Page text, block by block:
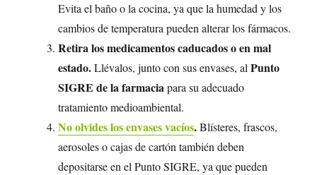
Evita el baño o la cocina, ya que la humedad y los
cambios de temperatura pueden alterar los fármacos.
Retira los medicamentos caducados o en mal
estado.Llévalos, junto con sus envases, alPunto
SIGRE de la farmaciapara su adecuado
tratamiento medioambiental.
No olvides los envases vacíos.Blísteres, frascos,
aerosoles o cajas de cartón también deben
depositarse en el Punto SIGRE, ya que pueden